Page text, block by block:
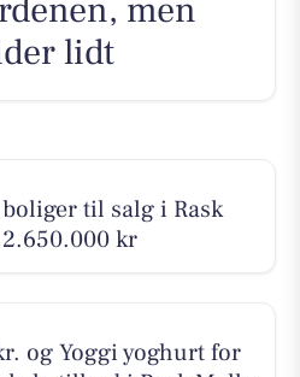
men
lidt
til salg i Rask
kr
og Yoggi yoghurt for